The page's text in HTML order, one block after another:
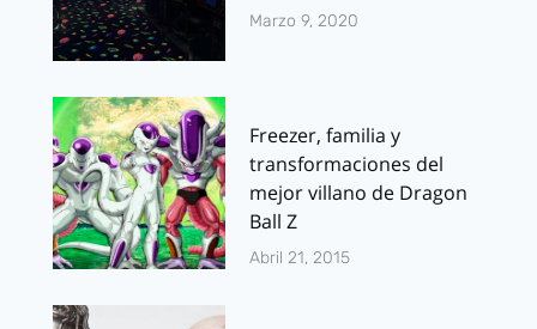
Marzo 9, 2020
Freezer, familia y
transformaciones del
mejor villano de Dragon
Ball Z
Abril 21, 2015